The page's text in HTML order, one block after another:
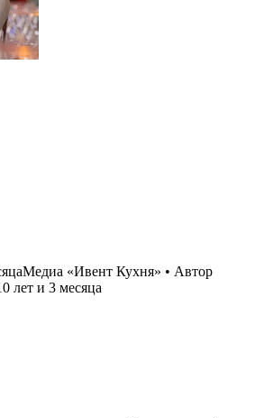
Медиа «Ивент Кухня» • Автор
лет и 3 месяца